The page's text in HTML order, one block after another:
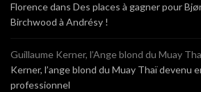
Florencedans Des places à gagner pour
Birchwood à Andrésy !
Guillaume Kerner, l’Ange blond du Muay
Kerner, l’ange blond du Muay Thaï devenu
professionnel